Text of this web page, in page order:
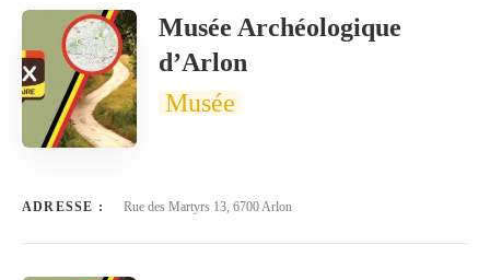
Musée Archéologique
d’Arlon
Musée
ADRESSE : Rue des Martyrs 13, 6700 Arlon